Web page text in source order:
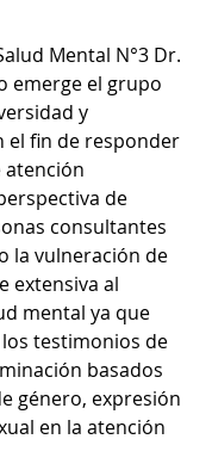
Mental N°3 Dr.
emerge el grupo
y
el fin de responder
atención
de
consultantes
la vulneración de
extensiva al
mental ya que
testimonios de
basados
género, expresión
en la atención